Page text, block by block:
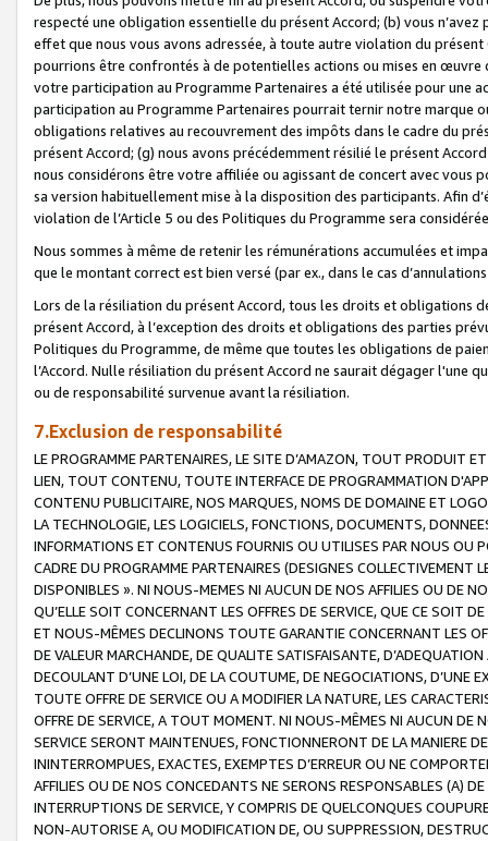
respecté une obligation essentielle du présent Accord; (b) vous
effet que nous vous avons adressée, à toute autre violation du
pourrions être confrontés à de potentielles actions ou mises en
votre participation au Programme Partenaires a été utilisée pour une
participation au Programme Partenaires pourrait ternir notre marque
obligations relatives au recouvrement des impôts dans le cadre du
présent Accord; (g) nous avons précédemment résilié le présent
nous considérons être votre affiliée ou agissant de concert avec vous
sa version habituellement mise à la disposition des participants. Afin
violation de l’Article 5 ou des Politiques du Programme sera
Nous sommes à même de retenir les rémunérations accumulées et
que le montant correct est bien versé (par ex., dans le cas
Lors de la résiliation du présent Accord, tous les droits et obligations
présent Accord, à l’exception des droits et obligations des parties
Politiques du Programme, de même que toutes les obligations de
l’Accord. Nulle résiliation du présent Accord ne saurait dégager l'une
ou de responsabilité survenue avant la résiliation.
7.Exclusion de responsabilité
LE PROGRAMME PARTENAIRES, LE SITE D’AMAZON, TOUT PRODUIT
LIEN, TOUT CONTENU, TOUTE INTERFACE DE PROGRAMMATION
CONTENU PUBLICITAIRE, NOS MARQUES, NOMS DE DOMAINE ET
LA TECHNOLOGIE, LES LOGICIELS, FONCTIONS, DOCUMENTS,
INFORMATIONS ET CONTENUS FOURNIS OU UTILISES PAR NOUS OU
CADRE DU PROGRAMME PARTENAIRES (DESIGNES COLLECTIVEMENT
DISPONIBLES ». NI NOUS-MEMES NI AUCUN DE NOS AFFILIES OU DE
QU’ELLE SOIT CONCERNANT LES OFFRES DE SERVICE, QUE CE SOIT
ET NOUS-MÊMES DECLINONS TOUTE GARANTIE CONCERNANT LES
DE VALEUR MARCHANDE, DE QUALITE SATISFAISANTE,
DECOULANT D’UNE LOI, DE LA COUTUME, DE NEGOCIATIONS, D’UNE
TOUTE OFFRE DE SERVICE OU A MODIFIER LA NATURE, LES
OFFRE DE SERVICE, A TOUT MOMENT. NI NOUS-MÊMES NI AUCUN DE
SERVICE SERONT MAINTENUES, FONCTIONNERONT DE LA MANIERE
ININTERROMPUES, EXACTES, EXEMPTES D’ERREUR OU NE
AFFILIES OU DE NOS CONCEDANTS NE SERONS RESPONSABLES (A)
INTERRUPTIONS DE SERVICE, Y COMPRIS DE QUELCONQUES
NON-AUTORISE A, OU MODIFICATION DE, OU SUPPRESSION,